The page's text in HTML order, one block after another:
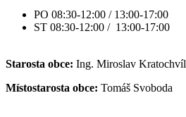
PO 08:30-12:00 / 13:00-17:00
ST 08:30-12:00 / 13:00-17:00
Starosta obce: Ing. Miroslav Kratochvíl
Místostarosta obce: Tomáš Svoboda